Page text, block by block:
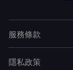
服務條款
隱私政策